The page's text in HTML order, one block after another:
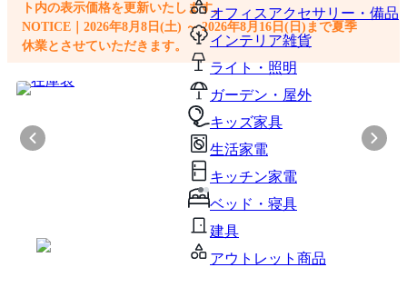
オフィスアクセサリー・備品
インテリア雑貨
ライト・照明
ガーデン・屋外
キッズ家具
生活家電
キッチン家電
ベッド・寝具
建具
アウトレット商品
ト内の表示価格を更新いたします。
NOTICE｜2026年8月8日(土) ～ 2026年8月16日(日)まで夏季
休業とさせていただきます。